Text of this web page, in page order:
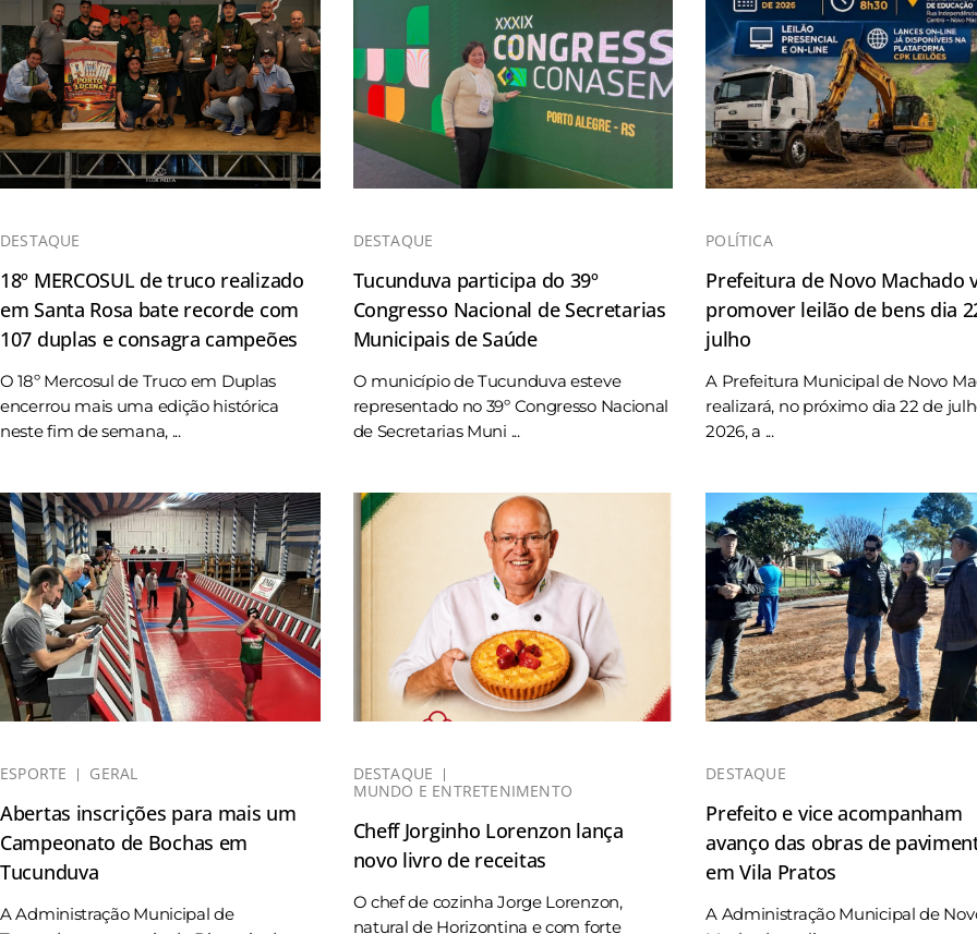
DESTAQUE
18º MERCOSUL de truco realizado
em Santa Rosa bate recorde com
107 duplas e consagra campeões
O 18º Mercosul de Truco em Duplas
encerrou mais uma edição histórica
neste fim de semana, ...
DESTAQUE
Tucunduva participa do 39º
Congresso Nacional de Secretarias
Municipais de Saúde
O município de Tucunduva esteve
representado no 39º Congresso Nacional
de Secretarias Muni ...
POLÍTICA
Prefeitura de Novo Machado
promover leilão de bens dia
julho
A Prefeitura Municipal de Novo
realizará, no próximo dia 22 de
2026, a ...
ESPORTE GERAL
Abertas inscrições para mais um
Campeonato de Bochas em
Tucunduva
A Administração Municipal de
DESTAQUE
MUNDO E ENTRETENIMENTO
Cheff Jorginho Lorenzon lança
novo livro de receitas
O chef de cozinha Jorge Lorenzon,
natural de Horizontina e com forte
DESTAQUE
Prefeito e vice acompanham
avanço das obras de
em Vila Pratos
A Administração Municipal de